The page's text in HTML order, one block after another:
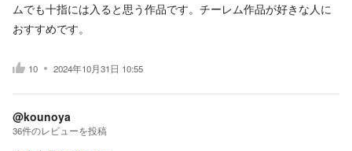
ムでも十指には入ると思う作品です。チーレム作品が好きな人に
おすすめです。
10 2024年10月31日 10:55
@kounoya
36件のレビューを投稿